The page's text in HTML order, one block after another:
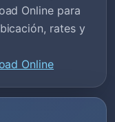
Online para
rates y
Online